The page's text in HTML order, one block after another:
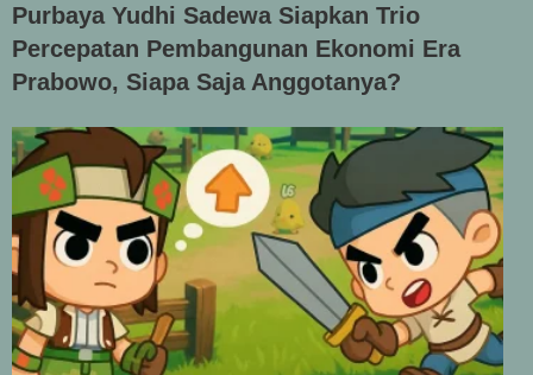
Purbaya Yudhi Sadewa Siapkan Trio
Percepatan Pembangunan Ekonomi Era
Prabowo, Siapa Saja Anggotanya?